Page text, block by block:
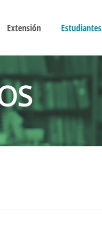
Extensión Estudiantes